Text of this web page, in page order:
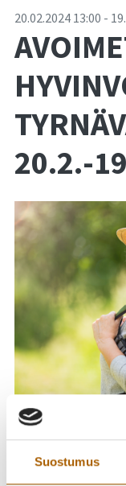
Suostumus
-20.02.2024 13:00 -
20.2.-
Oletko